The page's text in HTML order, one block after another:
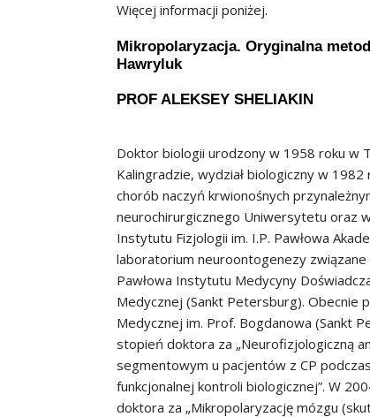
Więcej informacji poniżej.
Mikropolaryzacja. Oryginalna
Hawryluk
PROF ALEKSEY SHELIAKIN
Doktor biologii urodzony w 1958 roku w
Kalingradzie, wydział biologiczny w
chorób naczyń krwionośnych
neurochirurgicznego Uniwersytetu oraz
Instytutu Fizjologii im. I.P. Pawłowa
laboratorium neuroontogenezy związane
Pawłowa Instytutu Medycyny
Medycznej (Sankt Petersburg). Obecnie
Medycznej im. Prof. Bogdanowa (Sankt
stopień doktora za „Neurofizjologiczną
segmentowym u pacjentów z CP
funkcjonalnej kontroli biologicznej”. W
doktora za „Mikropolaryzację mózgu